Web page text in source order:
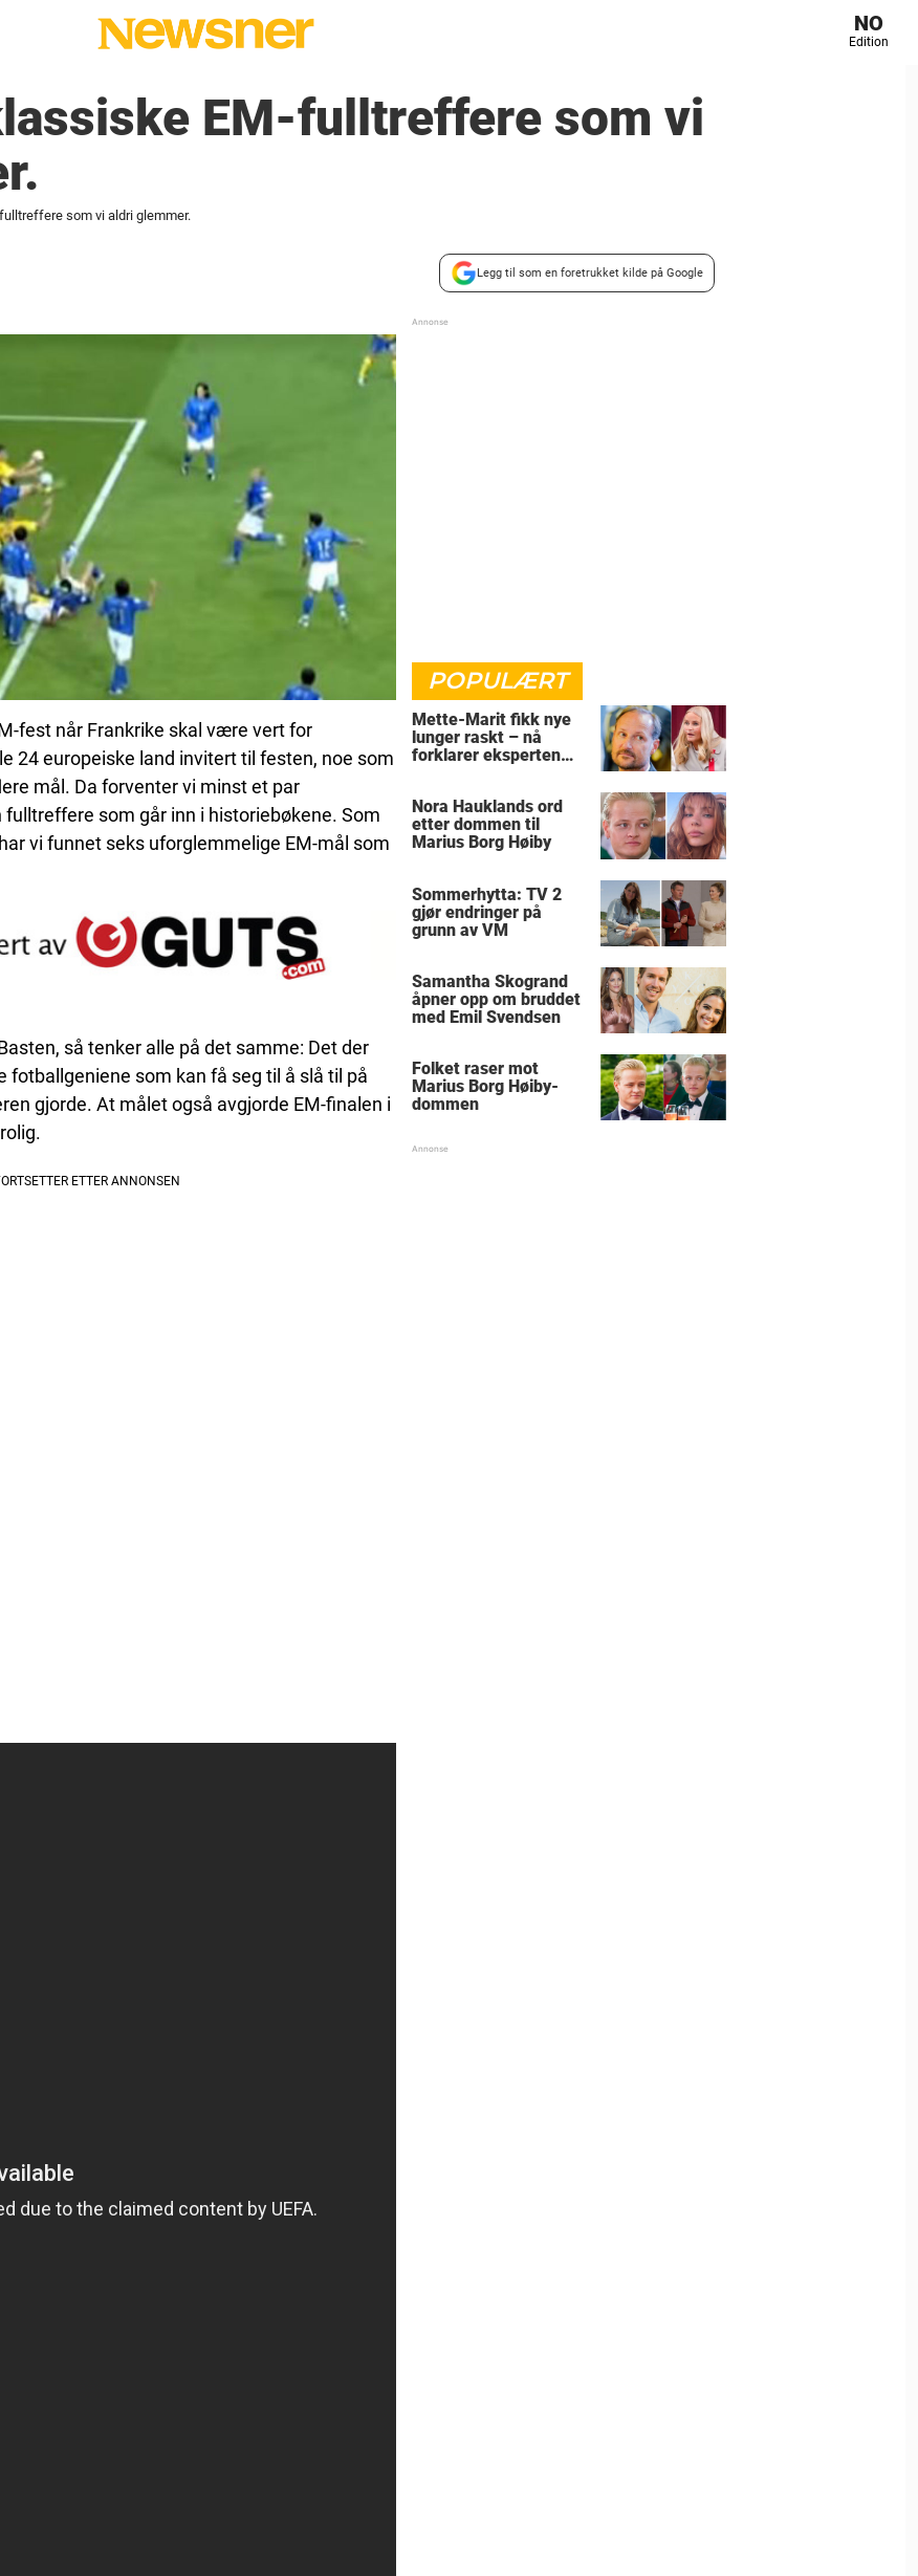
NO
Edition
EM-fulltreffere som vi
som vi aldri glemmer.
Legg til som en foretrukket kilde på Google
fest når Frankrike skal være vert for
24 europeiske land invitert til festen, noe som
mål. Da forventer vi minst et par
som går inn i historiebøkene. Som
vi funnet seks uforglemmelige EM-mål som
så tenker alle på det samme: Det der
fotballgeniene som kan få seg til å slå til på
gjorde. At målet også avgjorde EM-finalen i
POPULÆRT
Mette-Marit fikk nye
lunger raskt – nå
forklarer eksperten
Nora Hauklands ord
etter dommen til
Marius Borg Høiby
Sommerhytta: TV 2
gjør endringer på
grunn av VM
Samantha Skogrand
åpner opp om bruddet
med Emil Svendsen
Folket raser mot
Marius Borg Høiby-
dommen